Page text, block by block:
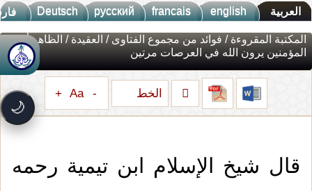
العربية english
francais
русский
Deutsch
🌙
🚀جديد الموقع!
تعرف على أحدث المميزات
⚡سرعة فائقة
تحميل أسرع بـ 3× من قبل
🔔 إشعارات ذكية
تتابع كل جديد بخطوة واحدة
المكتبة المقروءة / فوائد من مجموع الفتاوى / العقيدة / الظاهر أن
المؤمنين يرون الله في العرصات مرتين
الخط -
Aa
+
قال شيخ الإسلام ابن تيمية رحمه